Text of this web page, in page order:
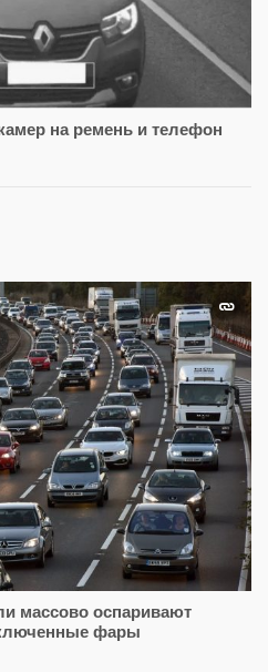
на ремень и телефон
массово оспаривают
фары